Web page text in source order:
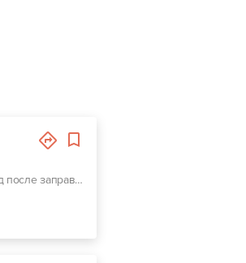
г. Киев, проспект Науки, 51, заезд после заправки WOG